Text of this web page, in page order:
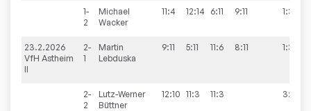
1-
2
Michael
Wacker
11:4 12:14 6:11 9:11 1:3
23.2.2026
VfH Astheim
II
2-
1
Martin
Lebduska
9:11 5:11 11:6 8:11 1:3
2-
2
Lutz-Werner
Büttner
12:10 11:3 11:3 3:0